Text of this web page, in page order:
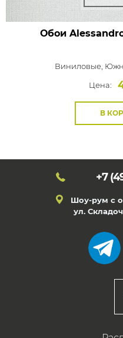
Обои
Виниловые,
Цена:
В
+7
Шоу-рум с
ул.